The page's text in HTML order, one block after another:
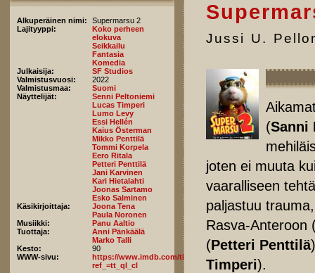
Alkuperäinen nimi:
Supermarsu 2
Lajityyppi:
Koko perheen
elokuva
Seikkailu
Fantasia
Komedia
Julkaisija:
SF Studios
Valmistusvuosi:
2022
Valmistusmaa:
Suomi
Näyttelijät:
Senni Peltoniemi
Lucas Timperi
Lumo Levy
Essi Hellén
Kaius Österman
Mikko Penttilä
Tommi Korpela
Eero Ritala
Petteri Penttilä
Jani Karvinen
Kari Hietalahti
Joonas Sartamo
Esko Salminen
Käsikirjoittaja:
Joona Tena
Paula Noronen
Musiikki:
Panu Aaltio
Tuottaja:
Anni Pänkäälä
Marko Talli
Kesto:
90
WWW-sivu:
https://www.imdb.com/title/tt13371266/fullcredits/?
ref_=tt_ql_cl
Jussi U.
(Sanni
joten ei muuta
vaaralliseen
paljastuu
Rasva-Anteroon
(Petteri Penttilä
Timperi).